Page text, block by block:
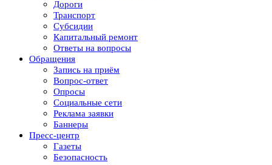
Дороги
Транспорт
Субсидии
Капитальный ремонт
Ответы на вопросы
Обращения
Запись на приём
Вопрос-ответ
Опросы
Социальные сети
Реклама заявки
Баннеры
Пресс-центр
Газеты
Безопасность